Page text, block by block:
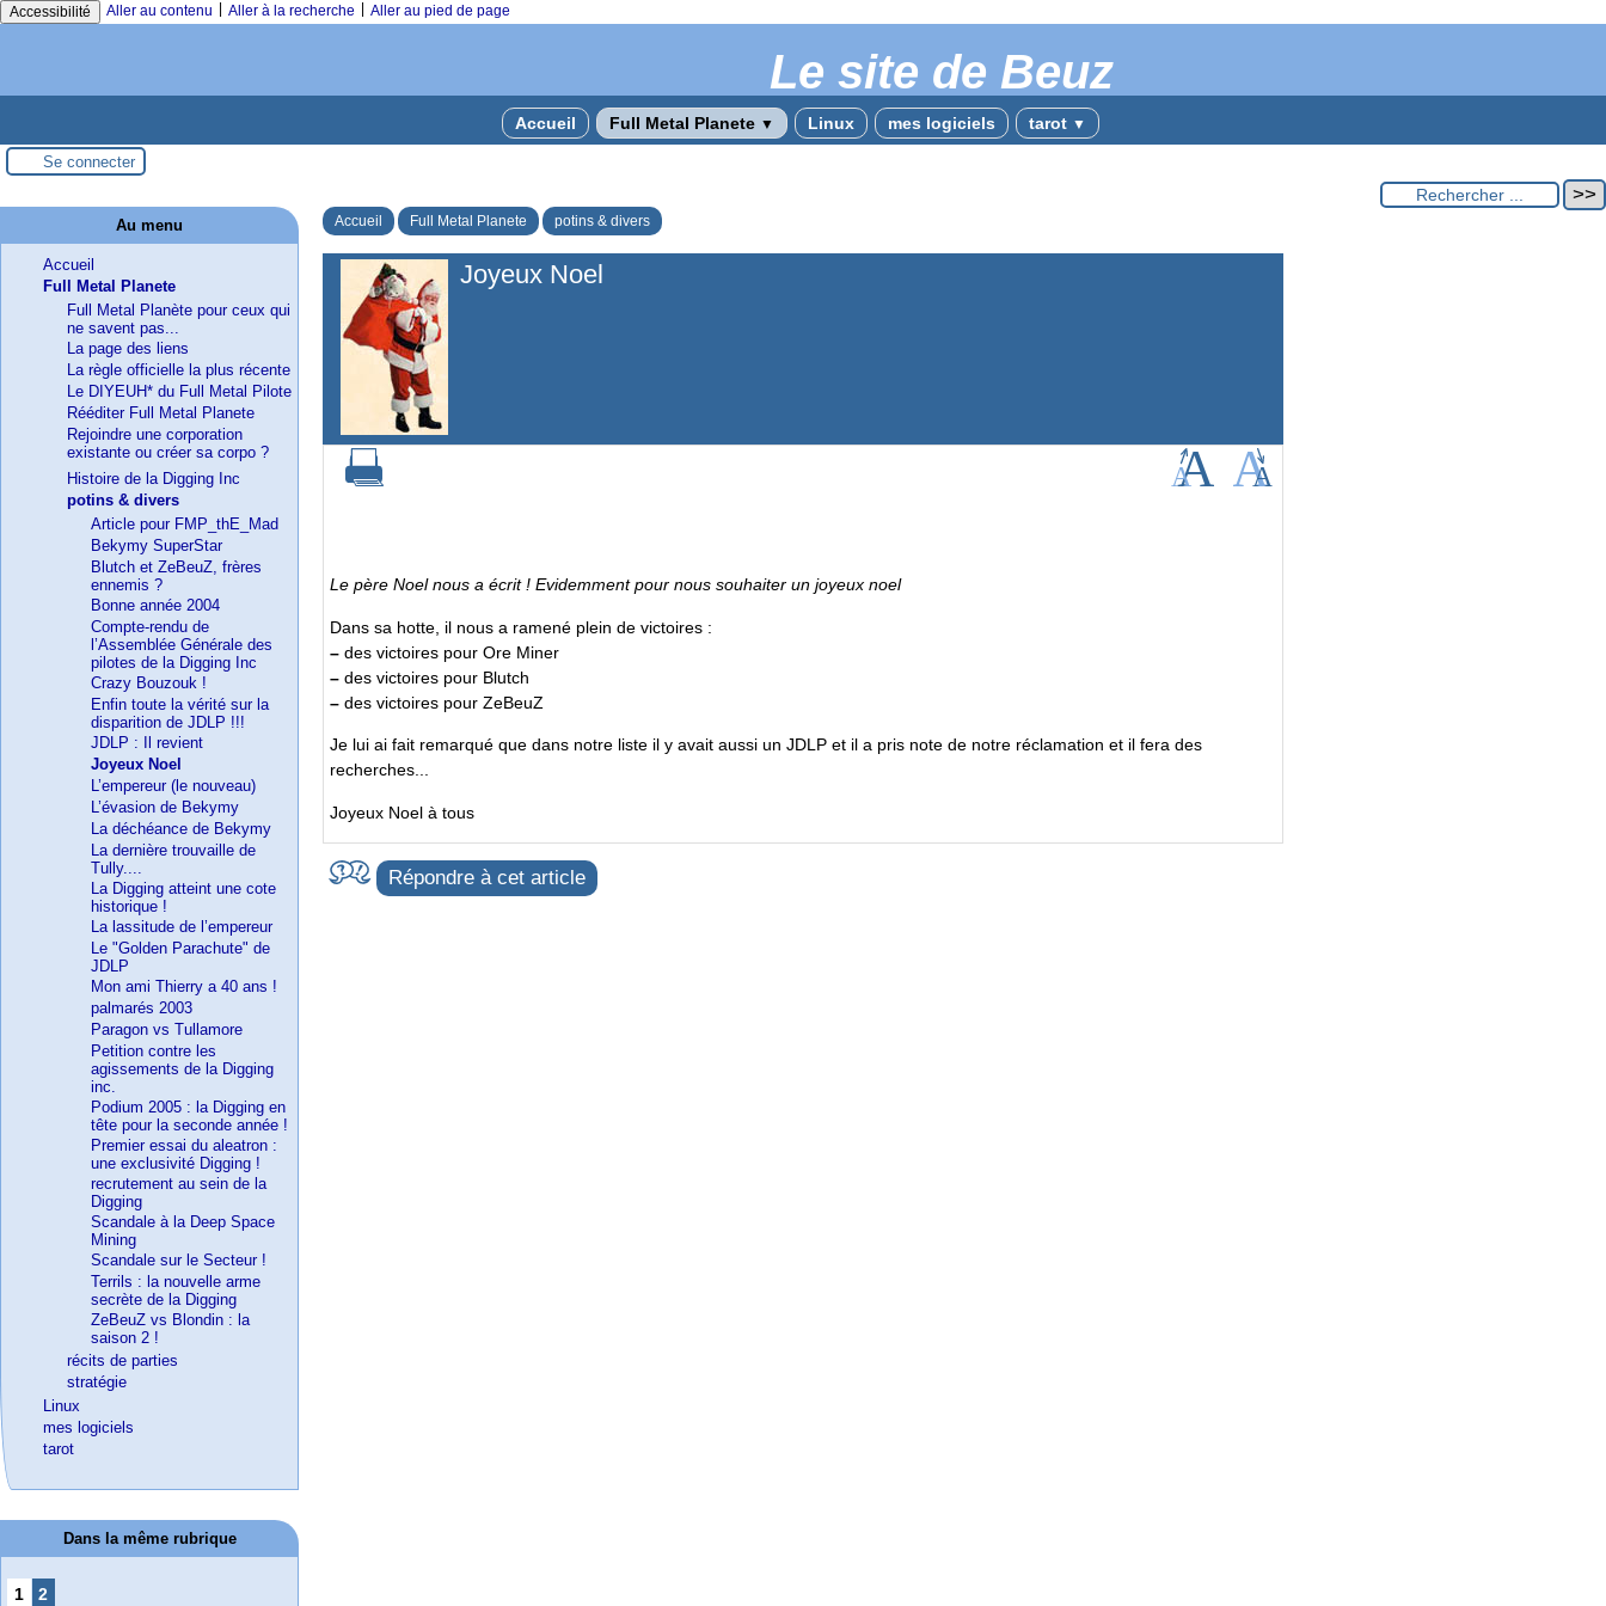
Accessibilité Aller au contenu Aller à la recherche Aller au pied de page
Le site de Beuz
Accueil Full Metal Planete ▼ Linux mes logiciels tarot ▼
Se connecter
Accueil Full Metal Planete potins & divers
Joyeux Noel
Le père Noel nous a écrit ! Evidemment pour nous souhaiter un joyeux noel
Dans sa hotte, il nous a ramené plein de victoires :
– des victoires pour Ore Miner
– des victoires pour Blutch
– des victoires pour ZeBeuZ
Je lui ai fait remarqué que dans notre liste il y avait aussi un JDLP et il a pris note de notre réclamation et il fera des
recherches...
Joyeux Noel à tous
Répondre à cet article
Au menu
Accueil
Full Metal Planete
Full Metal Planète pour ceux qui
ne savent pas...
La page des liens
La règle officielle la plus récente
Le DIYEUH* du Full Metal Pilote
Rééditer Full Metal Planete
Rejoindre une corporation
existante ou créer sa corpo ?
Histoire de la Digging Inc
potins & divers
Article pour FMP_thE_Mad
Bekymy SuperStar
Blutch et ZeBeuZ, frères
ennemis ?
Bonne année 2004
Compte-rendu de
l’Assemblée Générale des
pilotes de la Digging Inc
Crazy Bouzouk !
Enfin toute la vérité sur la
disparition de JDLP !!!
JDLP : Il revient
Joyeux Noel
L’empereur (le nouveau)
L’évasion de Bekymy
La déchéance de Bekymy
La dernière trouvaille de
Tully....
La Digging atteint une cote
historique !
La lassitude de l’empereur
Le "Golden Parachute" de
JDLP
Mon ami Thierry a 40 ans !
palmarés 2003
Paragon vs Tullamore
Petition contre les
agissements de la Digging
inc.
Podium 2005 : la Digging en
tête pour la seconde année !
Premier essai du aleatron :
une exclusivité Digging !
recrutement au sein de la
Digging
Scandale à la Deep Space
Mining
Scandale sur le Secteur !
Terrils : la nouvelle arme
secrète de la Digging
ZeBeuZ vs Blondin : la
saison 2 !
récits de parties
stratégie
Linux
mes logiciels
tarot
Dans la même rubrique
1 2